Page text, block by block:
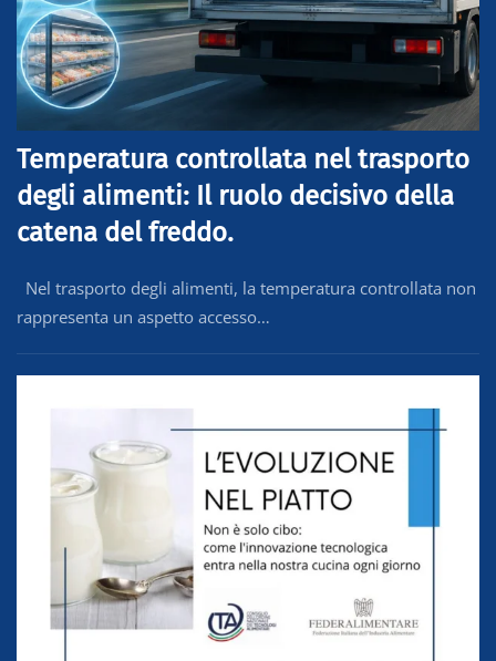
Temperatura controllata nel trasporto
degli alimenti: Il ruolo decisivo della
catena del freddo.
Nel trasporto degli alimenti, la temperatura controllata non
rappresenta un aspetto accesso…